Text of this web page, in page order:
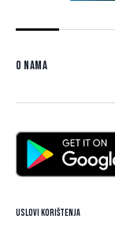
O nama
Uslovi korištenja